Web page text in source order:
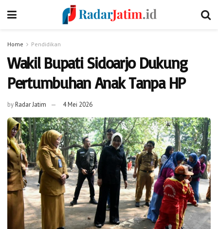
Home Pendidikan
Wakil Bupati Sidoarjo Dukung
Pertumbuhan Anak Tanpa HP
byRadar Jatim 4 Mei 2026